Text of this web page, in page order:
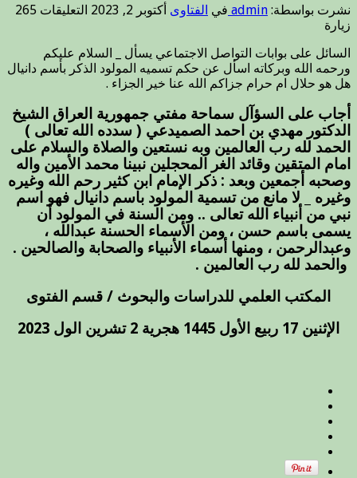
نشرت بواسطة: admin في الفتاوى أكتوبر 2, 2023 التعليقات على
1614
تسمية
المولود
دانيال
..
مغلقة
265
زيارة
السائل على بوابات التواصل الاجتماعي يسأل _ السلام عليكم
ورحمه الله وبركاته اسأل عن حكم تسميه المولود الذكر بأسم دانيال
هل هو حلال ام حرام جزاكم الله عنا خير الجزاء .
أجاب على السؤآل سماحة مفتي جمهورية العراق الشيخ
الدكتور مهدي بن احمد الصميدعي ( سدده الله تعالى )
الحمد لله رب العالمين وبه نستعين والصلاة والسلام على
امام المتقين وقائد الغر المحجلين نبينا محمد الأمين واله
وصحبه أجمعين وبعد : ذكر الإمام ابن كثير رحم الله وغيره
وغيره _ لا مانع من تسمية المولود باسم دانيال فهو اسم
نبي من أنبياء الله تعالى .. ومن السنة في المولود أن
يسمى باسم حسن ، ومن الأسماء الحسنة عبدالله ،
وعبدالرحمن ، ومنها أسماء الأنبياء والصحابة والصالحين .
والحمد لله رب العالمين .
المكتب العلمي للدراسات والبحوث / قسم الفتوى
الإثنين 17 ربيع الأول 1445 هجرية 2 تشرين الول 2023